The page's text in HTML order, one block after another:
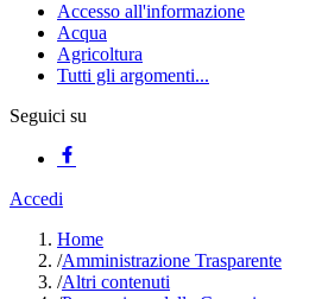
Accesso all'informazione
Acqua
Agricoltura
Tutti gli argomenti...
Seguici su
Accedi
Home
/Amministrazione Trasparente
/Altri contenuti